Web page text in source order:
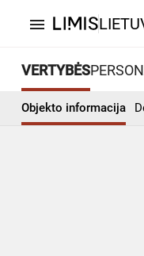
menu
VERTYBĖS
Objekto informacija